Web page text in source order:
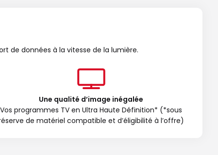
de données à la vitesse de la lumière.
Une qualité d’image inégalée
Vos programmes TV en Ultra Haute Définition* (*sous
de matériel compatible et d’éligibilité à l’offre)